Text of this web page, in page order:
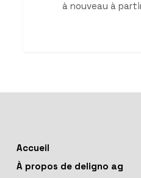
à nouveau à
Accueil
À propos de deligno ag